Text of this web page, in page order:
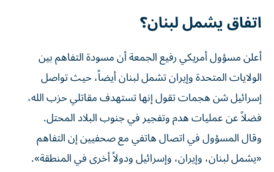
اتفاق يشمل لبنان؟
أعلن مسؤول أمريكي رفيع الجمعة أن مسودة التفاهم بين
الولايات المتحدة وإيران تشمل لبنان أيضاً، حيث تواصل
إسرائيل شن هجمات تقول إنها تستهدف مقاتلي حزب الله،
فضلاً عن عمليات هدم وتفجير في جنوب البلاد المحتل.
وقال المسؤول في اتصال هاتفي مع صحفيين إن التفاهم
«يشمل لبنان، وإيران، وإسرائيل ودولاً أخرى في المنطقة».